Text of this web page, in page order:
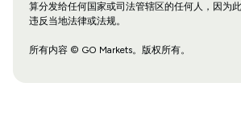
算分发给任何国家或司法管辖区的任何人，因为
违反当地法律或法规。
所有内容 © GO Markets。版权所有。